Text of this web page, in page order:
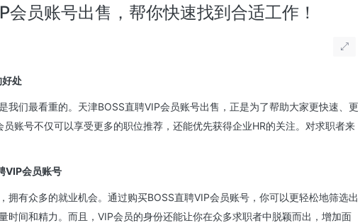
会员账号出售，帮你快速找到合适工作！
好处
我们最看重的。天津BOSS直聘VIP会员账号出售，正是为了帮助大家更快速、更
账号不仅可以享受更多的职位推荐，还能优先获得企业HR的关注。对求职者来
VIP会员账号
拥有众多的就业机会。通过购买BOSS直聘VIP会员账号，你可以更轻松地筛选出
时间和精力。而且，VIP会员的身份还能让你在众多求职者中脱颖而出，增加面